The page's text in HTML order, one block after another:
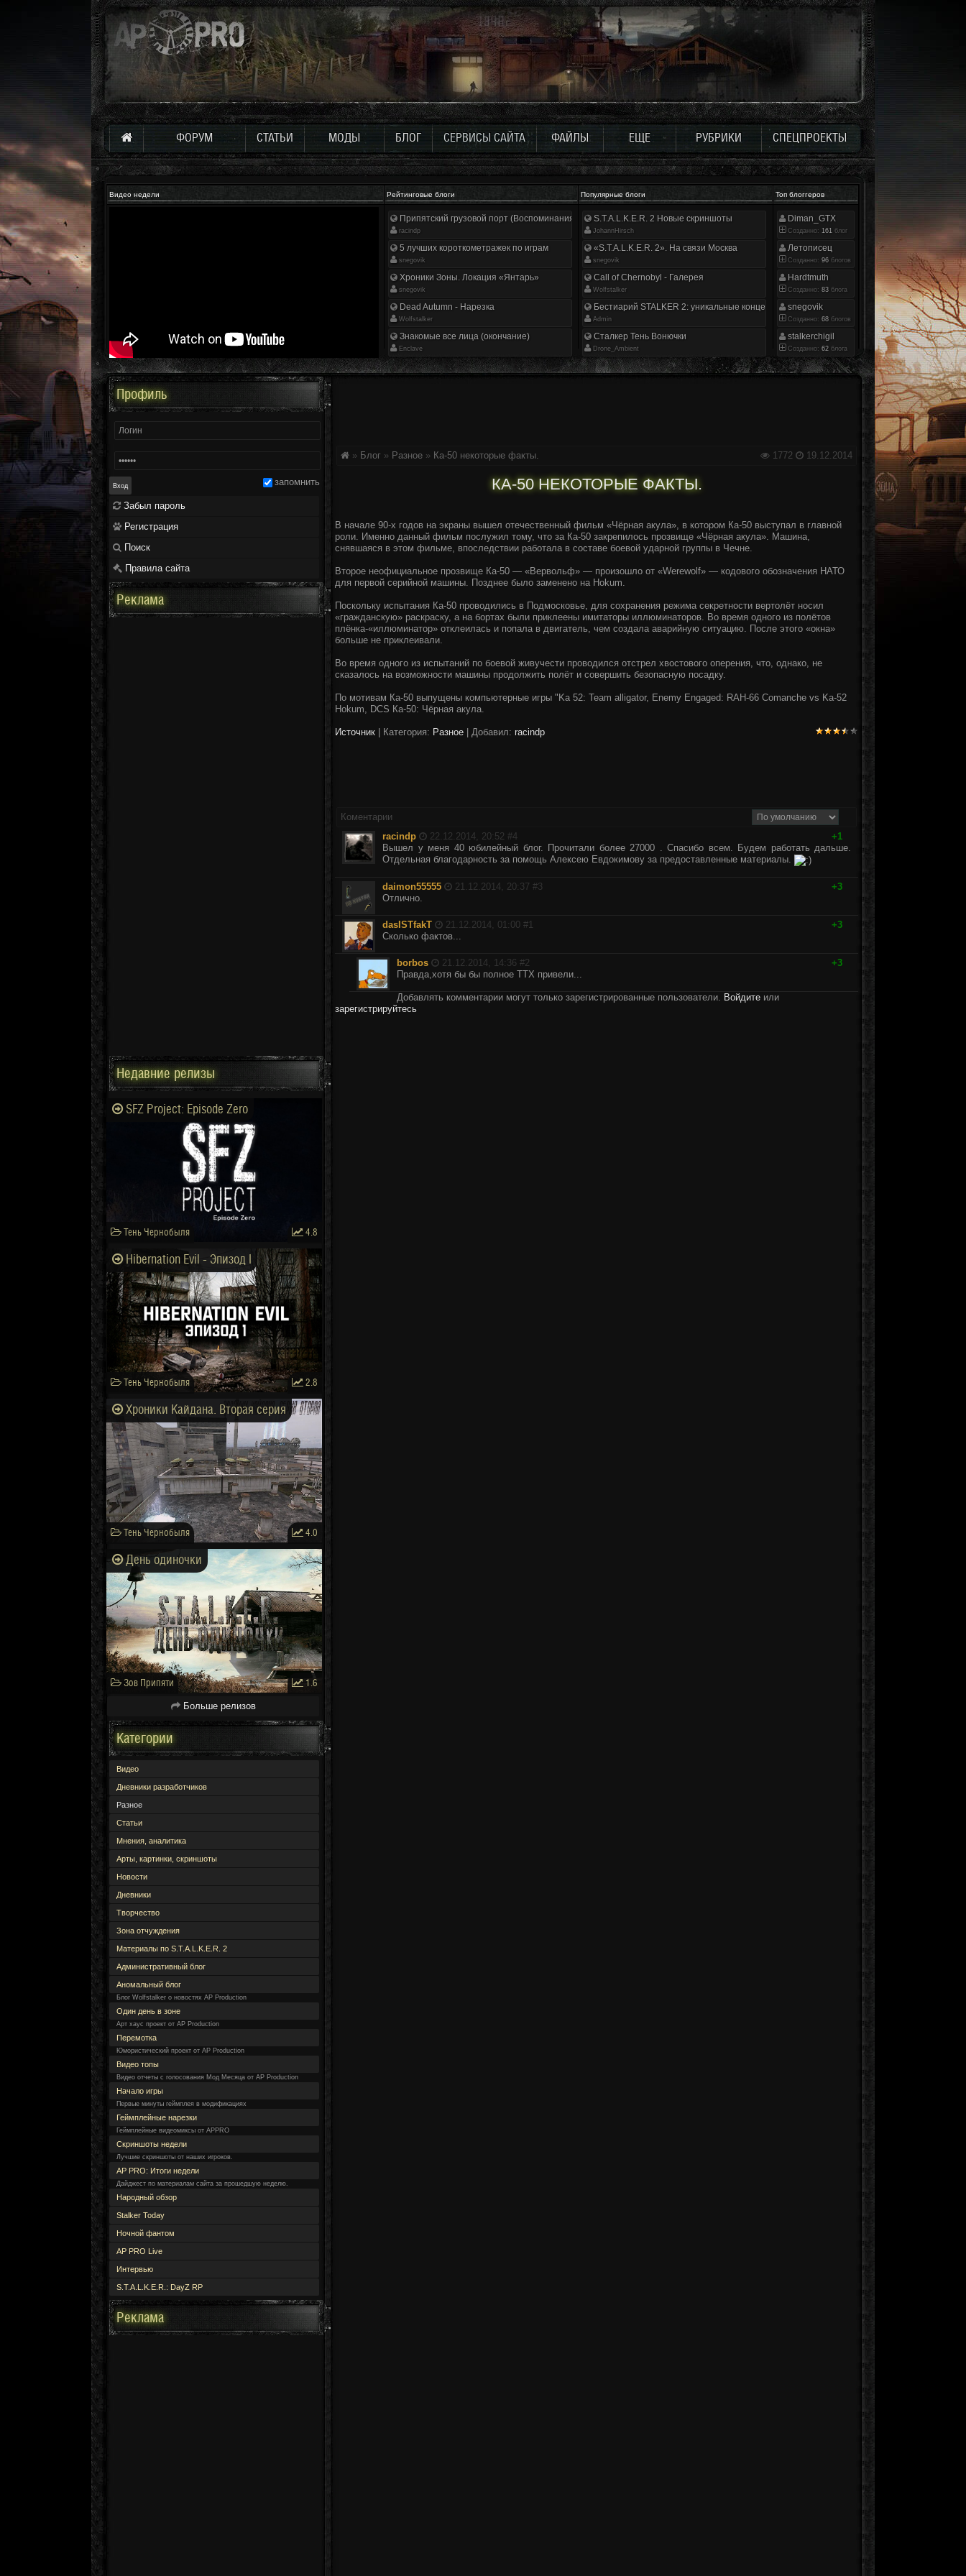
ФОРУМ СТАТЬИ МОДЫ БЛОГ СЕРВИСЫ САЙТА ФАЙЛЫ ЕЩЕ РУБРИКИ СПЕЦПРОЕКТЫ
Видео недели Рейтинговые блоги Популярные блоги Топ блоггеров
Припятский грузовой порт (Воспоминания ликвидатора)
racindp
5 лучших короткометражек по играм
snegovik
Хроники Зоны. Локация «Янтарь»
snegovik
Dead Autumn - Нарезка
Wolfstalker
Знакомые все лица (окончание)
Enclave
S.T.A.L.K.E.R. 2 Новые скриншоты
JohannHirsch
«S.T.A.L.K.E.R. 2». На связи Москва
snegovik
Call of Chernobyl - Галерея
Wolfstalker
Бестиарий STALKER 2: уникальные концепт-арты
Аdmin
Сталкер Тень Вонючки
Drone_Ambient
Diman_GTX
Созданно: 161 блог
Летописец
Созданно: 96 блогов
Hardtmuth
Созданно: 83 блога
snegovik
Созданно: 68 блогов
stalkerchigil
Созданно: 62 блога
1772 19.12.2014
» Блог » Разное » Ка-50 некоторые факты.
КА-50 НЕКОТОРЫЕ ФАКТЫ.
В начале 90-х годов на экраны вышел отечественный фильм «Чёрная акула», в котором Ка-50 выступал в главной
роли. Именно данный фильм послужил тому, что за Ка-50 закрепилось прозвище «Чёрная акула». Машина,
снявшаяся в этом фильме, впоследствии работала в составе боевой ударной группы в Чечне.
Второе неофициальное прозвище Ка-50 — «Вервольф» — произошло от «Werewolf» — кодового обозначения НАТО
для первой серийной машины. Позднее было заменено на Hokum.
Поскольку испытания Ка-50 проводились в Подмосковье, для сохранения режима секретности вертолёт носил
«гражданскую» раскраску, а на бортах были приклеены имитаторы иллюминаторов. Во время одного из полётов
плёнка-«иллюминатор» отклеилась и попала в двигатель, чем создала аварийную ситуацию. После этого «окна»
больше не приклеивали.
Во время одного из испытаний по боевой живучести проводился отстрел хвостового оперения, что, однако, не
сказалось на возможности машины продолжить полёт и совершить безопасную посадку.
По мотивам Ка-50 выпущены компьютерные игры "Ka 52: Team alligator, Enemy Engaged: RAH-66 Comanche vs Ka-52
Hokum, DCS Ка-50: Чёрная акула.
Источник Категория: Разное | Добавил: racindp
Коментарии
racindp
22.12.2014, 20:52 #4
+1
Вышел у меня 40 юбилейный блог. Прочитали более 27000 . Спасибо всем. Будем работать дальше.
Отдельная благодарность за помощь Алексею Евдокимову за предоставленные материалы.
daimon55555 21.12.2014, 20:37 #3
+3
Отлично.
dasISTfakT 21.12.2014, 01:00 #1
+3
Сколько фактов...
borbos 21.12.2014, 14:36 #2
+3
Правда,хотя бы бы полное ТТХ привели...
Добавлять комментарии могут только зарегистрированные пользователи. Войдите или
зарегистрируйтесь
Профиль
запомнить
Забыл пароль
Регистрация
Поиск
Правила сайта
Реклама
Недавние релизы
SFZ Project: Episode Zero
Тень Чернобыля 4.8
Hibernation Evil - Эпизод I
Тень Чернобыля 2.8
Хроники Кайдана. Вторая серия
Тень Чернобыля 4.0
День одиночки
Зов Припяти 1.6
Больше релизов
Категории
Видео
Дневники разработчиков
Разное
Статьи
Мнения, аналитика
Арты, картинки, скриншоты
Новости
Дневники
Творчество
Зона отчуждения
Материалы по S.T.A.L.K.E.R. 2
Административный блог
Аномальный блог
Блог Wolfstalker о новостях AP Production
Один день в зоне
Арт хаус проект от AP Production
Перемотка
Юмористический проект от AP Production
Видео топы
Видео отчеты с голосования Мод Месяца от AP Production
Начало игры
Первые минуты геймплея в модификациях
Геймплейные нарезки
Геймплейные видеомиксы от APPRO
Скриншоты недели
Лучшие скриншоты от наших игроков.
AP PRO: Итоги недели
Дайджест по материалам сайта за прошедшую неделю.
Народный обзор
Stalker Today
Ночной фантом
AP PRO Live
Интервью
S.T.A.L.K.E.R.: DayZ RP
Реклама